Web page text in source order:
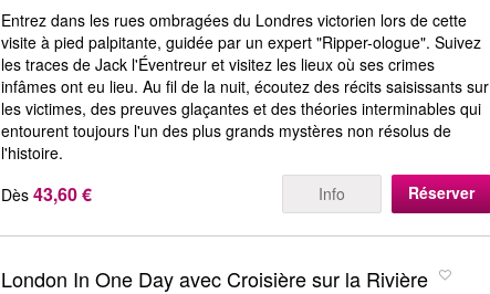
Entrez dans les rues ombragées du Londres victorien lors de cette
visite à pied palpitante, guidée par un expert "Ripper-ologue". Suivez
les traces de Jack l'Éventreur et visitez les lieux où ses crimes
infâmes ont eu lieu. Au fil de la nuit, écoutez des récits saisissants sur
les victimes, des preuves glaçantes et des théories interminables qui
entourent toujours l'un des plus grands mystères non résolus de
l'histoire.
Dès 43,60 € Info Réserver
London In One Day avec Croisière sur la Rivière